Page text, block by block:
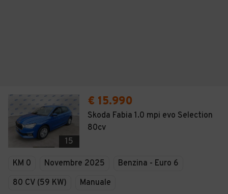
15
€ 15.990
Skoda Fabia 1.0 mpi evo Selection
80cv
KM 0 Novembre 2025
Benzina - Euro 6
80 CV (59 KW)
Manuale